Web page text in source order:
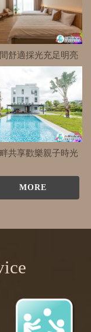
舒適採光充足明亮
共享歡樂親子時光
MORE